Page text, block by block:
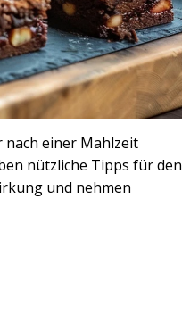
nach einer Mahlzeit
nützliche Tipps für den
und nehmen